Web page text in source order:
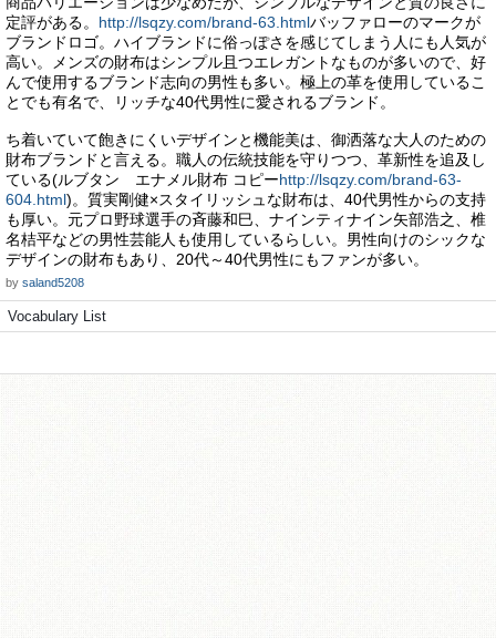
定評がある。 http://lsqzy.com/brand-63.htmlバッファローのマークが
ブランドロゴ。ハイブランドに俗っぽさを感じてしまう人にも人気が
高い。メンズの財布はシンプル且つエレガントなものが多いので、好
んで使用するブランド志向の男性も多い。極上の革を使用しているこ
とでも有名で、リッチな40代男性に愛されるブランド。
ち着いていて飽きにくいデザインと機能美は、御洒落な大人のための
財布ブランドと言える。職人の伝統技能を守りつつ、革新性を追及し
ている(ルブタン エナメル財布 コピーhttp://lsqzy.com/brand-63-
604.html)。質実剛健×スタイリッシュな財布は、40代男性からの支持
も厚い。元プロ野球選手の斉藤和巳、ナインティナイン矢部浩之、椎
名桔平などの男性芸能人も使用しているらしい。男性向けのシックな
デザインの財布もあり、20代～40代男性にもファンが多い。
by saland5208
Vocabulary List